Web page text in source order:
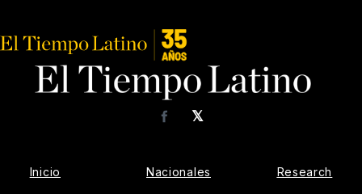
𝕏
Facebook
Inicio Nacionales Research